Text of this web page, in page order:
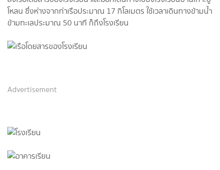
โหลน ซึ่งห่างจากท่าเรือประมาณ 17 กิโลเมตร ใช้เวลาเดินทางข้ามน้ำ
ข้ามทะเลประมาณ 50 นาที ก็ถึงโรงเรียน
Advertisement